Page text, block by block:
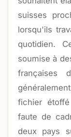
suisses
lorsqu'ils
quotidien.
soumise à
françaises
fichier
faute de
deux pays